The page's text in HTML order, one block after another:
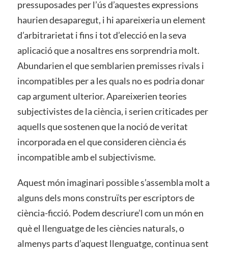
pressuposades per l’ús d’aquestes expressions
haurien desaparegut, i hi apareixeria un element
d’arbitrarietat i fins i tot d’elecció en la seva
aplicació que a nosaltres ens sorprendria molt.
Abundarien el que semblarien premisses rivals i
incompatibles per a les quals no es podria donar
cap argument ulterior. Apareixerien teories
subjectivistes de la ciència, i serien criticades per
aquells que sostenen que la noció de veritat
incorporada en el que consideren ciència és
incompatible amb el subjectivisme.
Aquest món imaginari possible s’assembla molt a
alguns dels mons construïts per escriptors de
ciència-ficció. Podem descriure’l com un món en
què el llenguatge de les ciències naturals, o
almenys parts d’aquest llenguatge, continua sent